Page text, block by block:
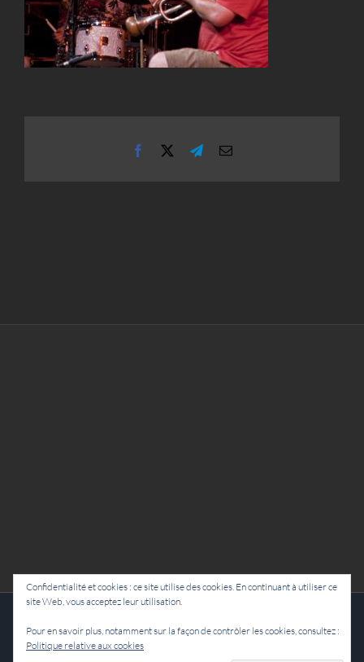
Facebook TelegramEmail
Confidentialité et cookies : ce site utilise des cookies. En continuant à utiliser ce
site Web, vous acceptez leur utilisation.
Pour en savoir plus, notamment sur la façon de contrôler les cookies, consultez :
Politique relative aux cookies